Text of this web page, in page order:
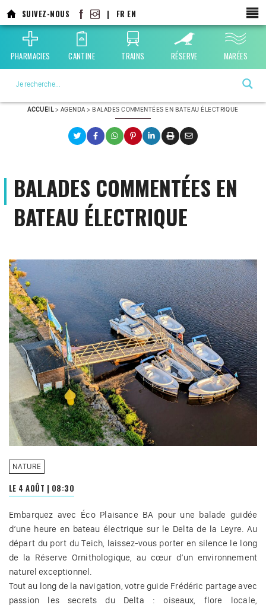
au
contenu
principal
SUIVEZ-NOUS | FR EN
PHARMACIES CANTINE TRAINS RÉSERVE MARÉES
ACCUEIL> AGENDA > BALADES COMMENTÉES EN BATEAU ÉLECTRIQUE
BALADES COMMENTÉES EN
BATEAU ÉLECTRIQUE
NATURE
LE 4 AOÛT | 08:30
Embarquez avec Éco Plaisance BA pour une balade guidée
d’une heure en bateau électrique sur le Delta de la Leyre. Au
départ du port du Teich, laissez-vous porter en silence le long
de la Réserve Ornithologique, au cœur d’un environnement
naturel exceptionnel.
Tout au long de la navigation, votre guide Frédéric partage avec
passion les secrets du Delta : oiseaux, flore locale,